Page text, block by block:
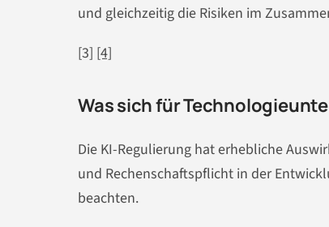
und gleichzeitig die Risiken im
[3] [4]
Was sich für
Die KI-Regulierung hat erhebliche
und Rechenschaftspflicht in der
beachten.